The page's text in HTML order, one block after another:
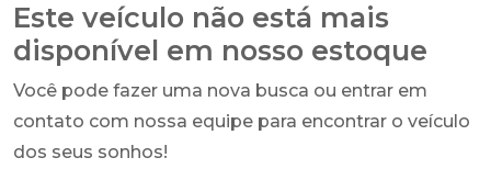
Este veículo não está mais
disponível em nosso estoque
Você pode fazer uma nova busca ou entrar em
contato com nossa equipe para encontrar o veículo
dos seus sonhos!